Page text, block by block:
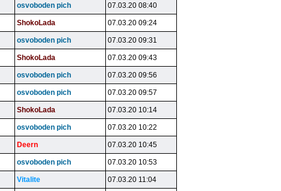
osvoboden pich 07.03.20 08:40
ShokoLada 07.03.20 09:24
osvoboden pich 07.03.20 09:31
ShokoLada 07.03.20 09:43
osvoboden pich 07.03.20 09:56
osvoboden pich 07.03.20 09:57
ShokoLada 07.03.20 10:14
osvoboden pich 07.03.20 10:22
Deern 07.03.20 10:45
osvoboden pich 07.03.20 10:53
Vitalite 07.03.20 11:04